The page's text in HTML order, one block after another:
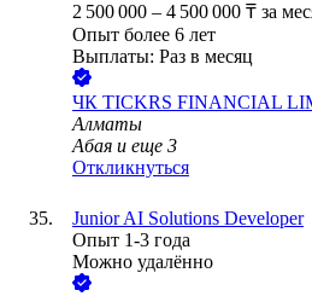
2 500 000 – 4 500 000 ₸ за
Опыт более 6 лет
Выплаты: Раз в месяц
ЧК TICKRS FINANCIAL
Алматы
Абая и еще 3
Откликнуться
Junior AI Solutions Developer
Опыт 1-3 года
Можно удалённо